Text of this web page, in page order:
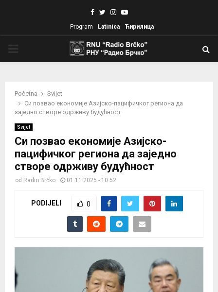
Facebook
TwitterInstagram
Youtube
Program Latinica Ћирилица
Početna
Svijet
Си позвао економије Азијско-пацифичког региона да
заједно створе одрживу будућност
Svijet
Си позвао економије Азијско-
пацифичког региона да заједно
створе одрживу будућност
od Radio Brčko 01.11.2025 - 10:52
PODIJELI 0